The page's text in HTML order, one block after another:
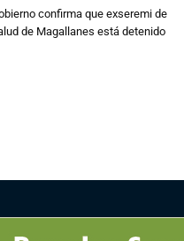
confirma que exseremi de
de Magallanes está detenido